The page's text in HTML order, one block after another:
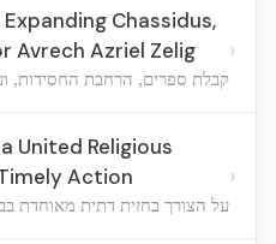
Chassidus,
Avrech Azriel Zelig
קבלת ספרים, הרחבת החסידות,
›
United Religious
Action
על הצורך בחזית דתית מאוחדת
›